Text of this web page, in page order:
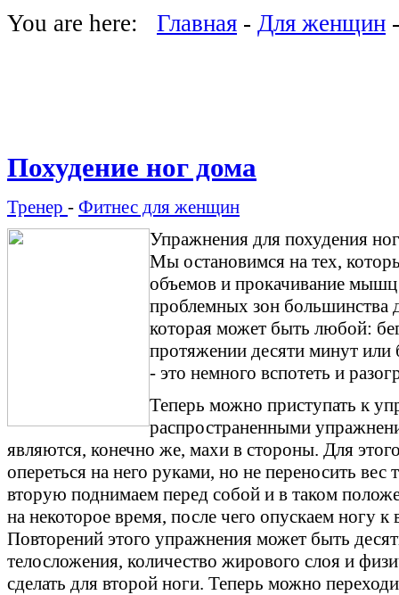
You are here: Главная - Для женщин
Похудение ног дома
Тренер - Фитнес для женщин
Упражнения для похудения
Мы остановимся на тех,
объемов и прокачивание
проблемных зон большинства
которая может быть любой:
протяжении десяти минут или
- это немного вспотеть и
Теперь можно приступать к
распространенными
являются, конечно же, махи в стороны. Для
опереться на него руками, но не переносить вес
вторую поднимаем перед собой и в таком
на некоторое время, после чего опускаем ногу к
Повторений этого упражнения может быть
телосложения, количество жирового слоя и
сделать для второй ноги. Теперь можно